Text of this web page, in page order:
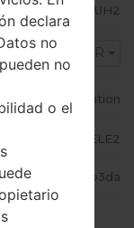
N986BXXU3DUH2
SER
Russian Federation
Megafon, TELE2
declara
no
no
o el